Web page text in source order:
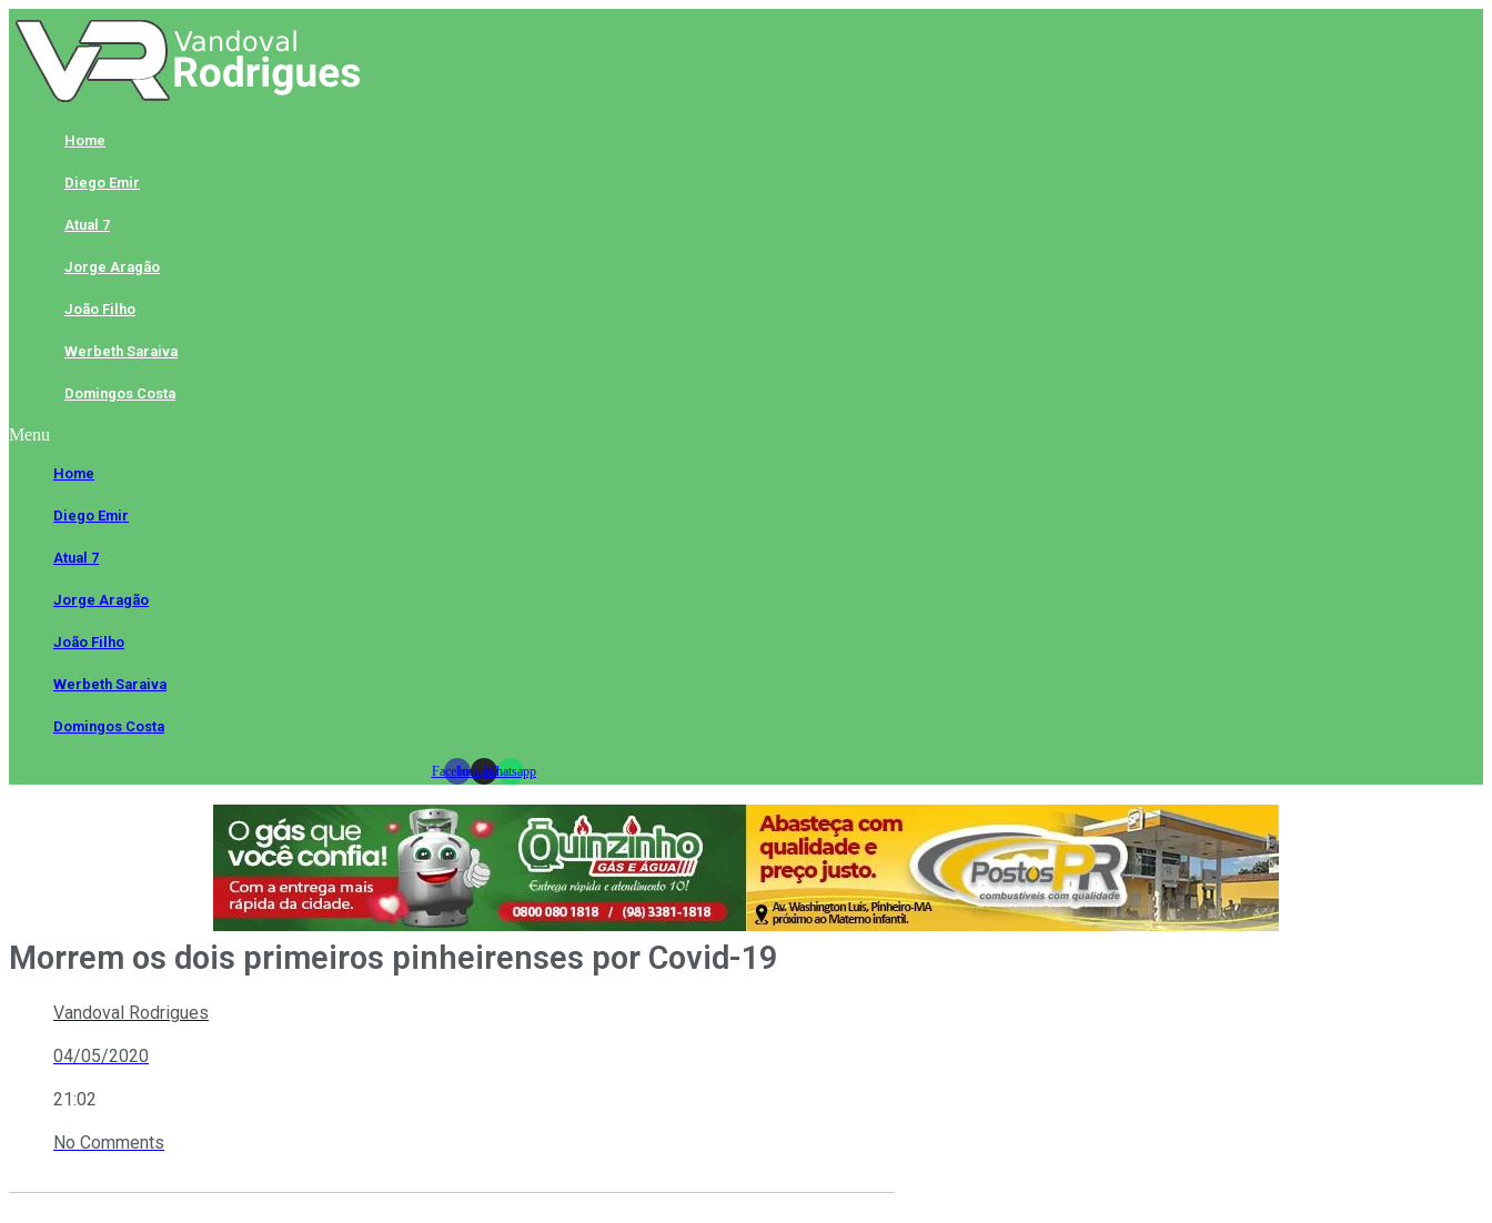
Skip
to
content
Home
Diego Emir
Atual 7
Jorge Aragão
João Filho
Werbeth Saraiva
Domingos Costa
Menu
Home
Diego Emir
Atual 7
Jorge Aragão
João Filho
Werbeth Saraiva
Domingos Costa
FacebookInstagramWhatsapp
Morrem os dois primeiros pinheirenses por Covid-19
Vandoval Rodrigues
04/05/2020
21:02
No Comments